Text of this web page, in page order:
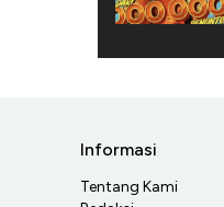
Informasi
Tentang Kami